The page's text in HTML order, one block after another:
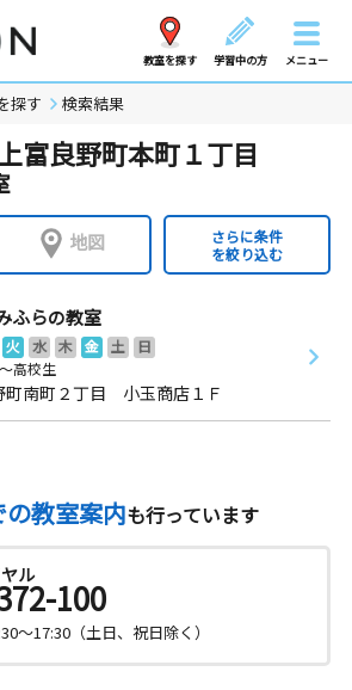
教室を探す 学習中の方 メニュー
探す 検索結果
富良野町本町１丁目
地図
さらに条件
を絞り込む
ふらの教室
火 水 木 金 土
日
高校生
町南町２丁目 小玉商店１Ｆ
教室案内も行っています
ル
100
～17:30（土日、祝日除く）